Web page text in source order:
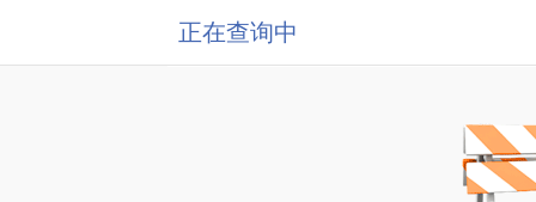
正在查询中